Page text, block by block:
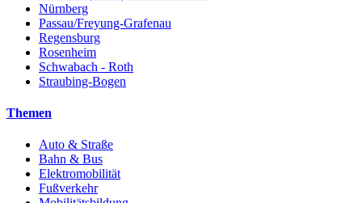
Nürnberg
Passau/Freyung-Grafenau
Regensburg
Rosenheim
Schwabach - Roth
Straubing-Bogen
Themen
Auto & Straße
Bahn & Bus
Elektromobilität
Fußverkehr